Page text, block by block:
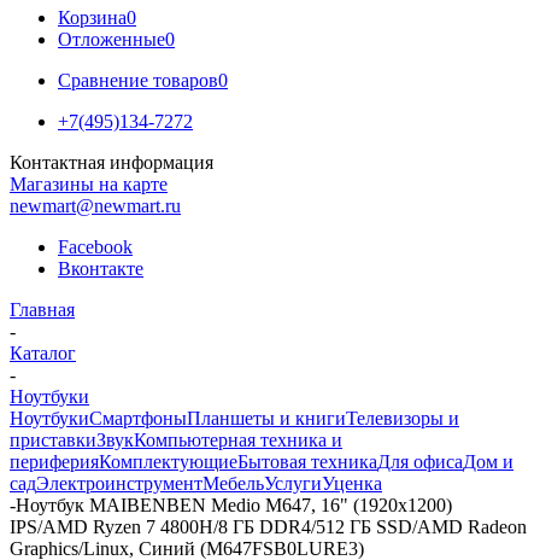
Корзина0
Отложенные0
Сравнение товаров0
+7(495)134-7272
Контактная информация
Магазины на карте
newmart@newmart.ru
Facebook
Вконтакте
Главная
-
Каталог
-
Ноутбуки
НоутбукиСмартфоныПланшеты и книгиТелевизоры и
приставкиЗвукКомпьютерная техника и
периферияКомплектующиеБытовая техникаДля офисаДом и
садЭлектроинструментМебельУслугиУценка
-Ноутбук MAIBENBEN Medio M647, 16" (1920x1200)
IPS/AMD Ryzen 7 4800H/8 ГБ DDR4/512 ГБ SSD/AMD Radeon
Graphics/Linux, Синий (M647FSB0LURE3)